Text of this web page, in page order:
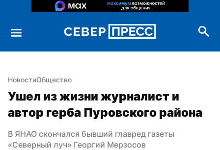
НовостиОбщество
Ушел из жизни журналист и
автор герба Пуровского района
В ЯНАО скончался бывший главред газеты
«Северный луч» Георгий Мерзосов